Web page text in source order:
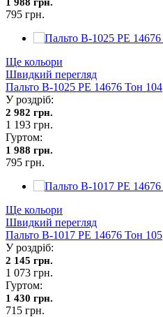
795 грн.
Ще кольори
Швидкий перегляд
Пальто В-1025 PE 14676 Тон 104
У роздріб:
2 982 грн.
1 193 грн.
Гуртом:
1 988 грн.
795 грн.
Ще кольори
Швидкий перегляд
Пальто В-1017 PE 14676 Тон 105
У роздріб:
2 145 грн.
1 073 грн.
Гуртом:
1 430 грн.
715 грн.